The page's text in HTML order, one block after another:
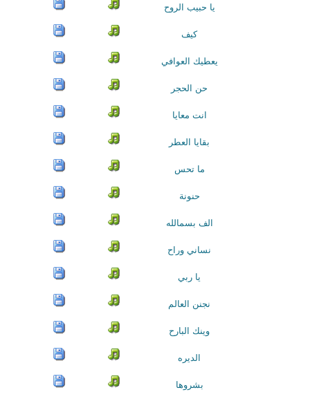
يا حبيب الروح
كيف
يعطيك العوافي
حن الحجر
انت معايا
بقايا العطر
ما تحس
حنونة
الف بسمالله
نساني وراح
يا ربي
نجنن العالم
وينك البارح
الديره
بشروها